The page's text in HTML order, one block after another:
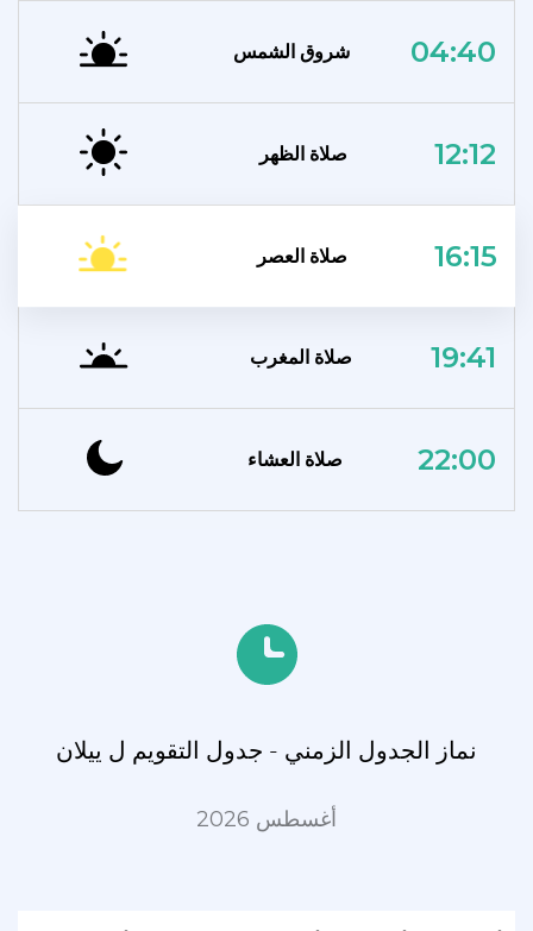
شروق الشمس 04:40
صلاة الظهر 12:12
صلاة العصر 16:15
صلاة المغرب 19:41
صلاة العشاء 22:00
نماز الجدول الزمني - جدول التقويم ل ييلان
أغسطس 2026